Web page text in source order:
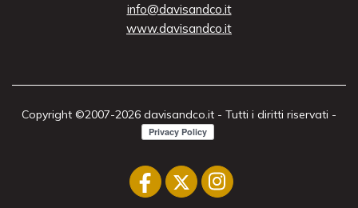
info@davisandco.it
www.davisandco.it
Copyright ©2007-2026 davisandco.it - Tutti i diritti riservati -